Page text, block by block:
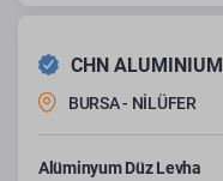
CHN ALUMINIUM
BURSA - NİLÜFER
Alüminyum Düz Levha